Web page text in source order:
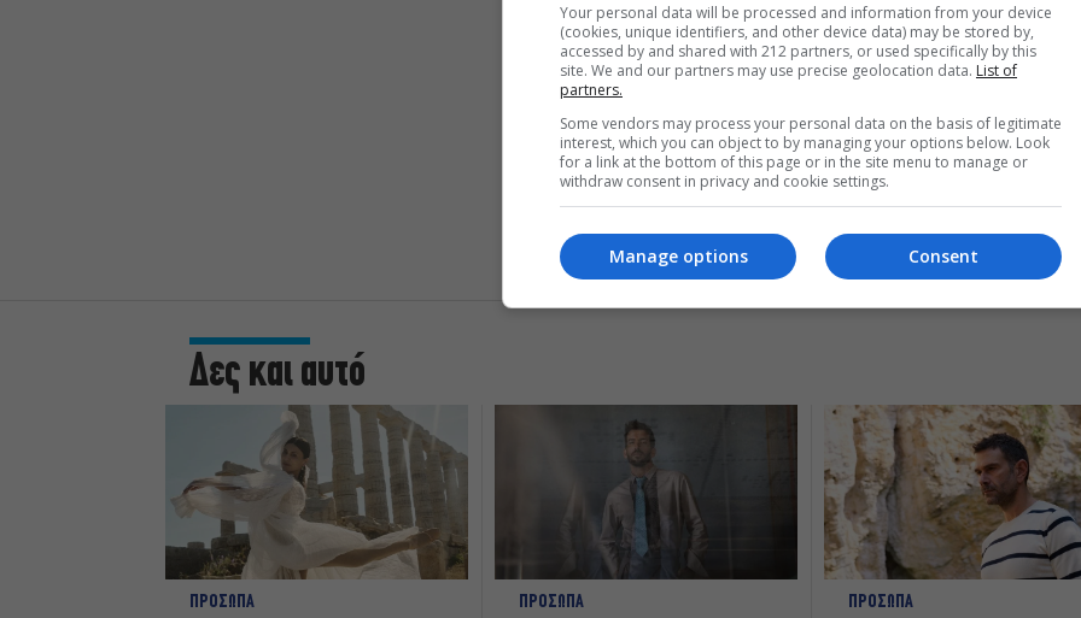
Δες και αυτό
ΠΡΟΣΩΠΑ ΠΡΟΣΩΠΑ ΠΡΟΣΩΠΑ
Your personal data will be processed and information from your device
(cookies, unique identifiers, and other device data) may be stored by,
accessed by and shared with 212 partners, or used specifically by this
site. We and our partners may use precise geolocation data. List of
partners.
Some vendors may process your personal data on the basis of legitimate
interest, which you can object to by managing your options below. Look
for a link at the bottom of this page or in the site menu to manage or
withdraw consent in privacy and cookie settings.
Consent
Manage options